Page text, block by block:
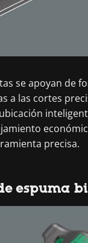
se apoyan de
a las cortes
precisa.
espuma